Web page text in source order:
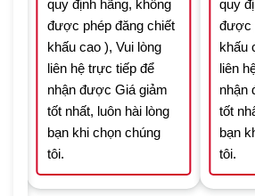
quy định hãng, không
được phép đăng chiết
khấu cao ), Vui lòng
liên hệ trực tiếp để
nhận được Giá giảm
tốt nhất, luôn hài lòng
bạn khi chọn chúng
tôi.
quy
được
khấu
liên
nhận
tốt
bạn
tôi.